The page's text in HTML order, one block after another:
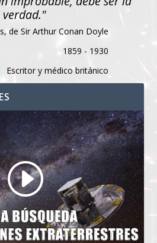
verdad."
de Sir Arthur Conan Doyle
1859 - 1930
Escritor y médico británico